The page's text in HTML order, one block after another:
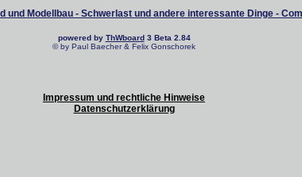
und Modellbau - Schwerlast und andere interessante Dinge -
powered by ThWboard3 Beta 2.84
© by Paul Baecher & Felix Gonschorek
Impressum und rechtliche Hinweise
Datenschutzerklärung